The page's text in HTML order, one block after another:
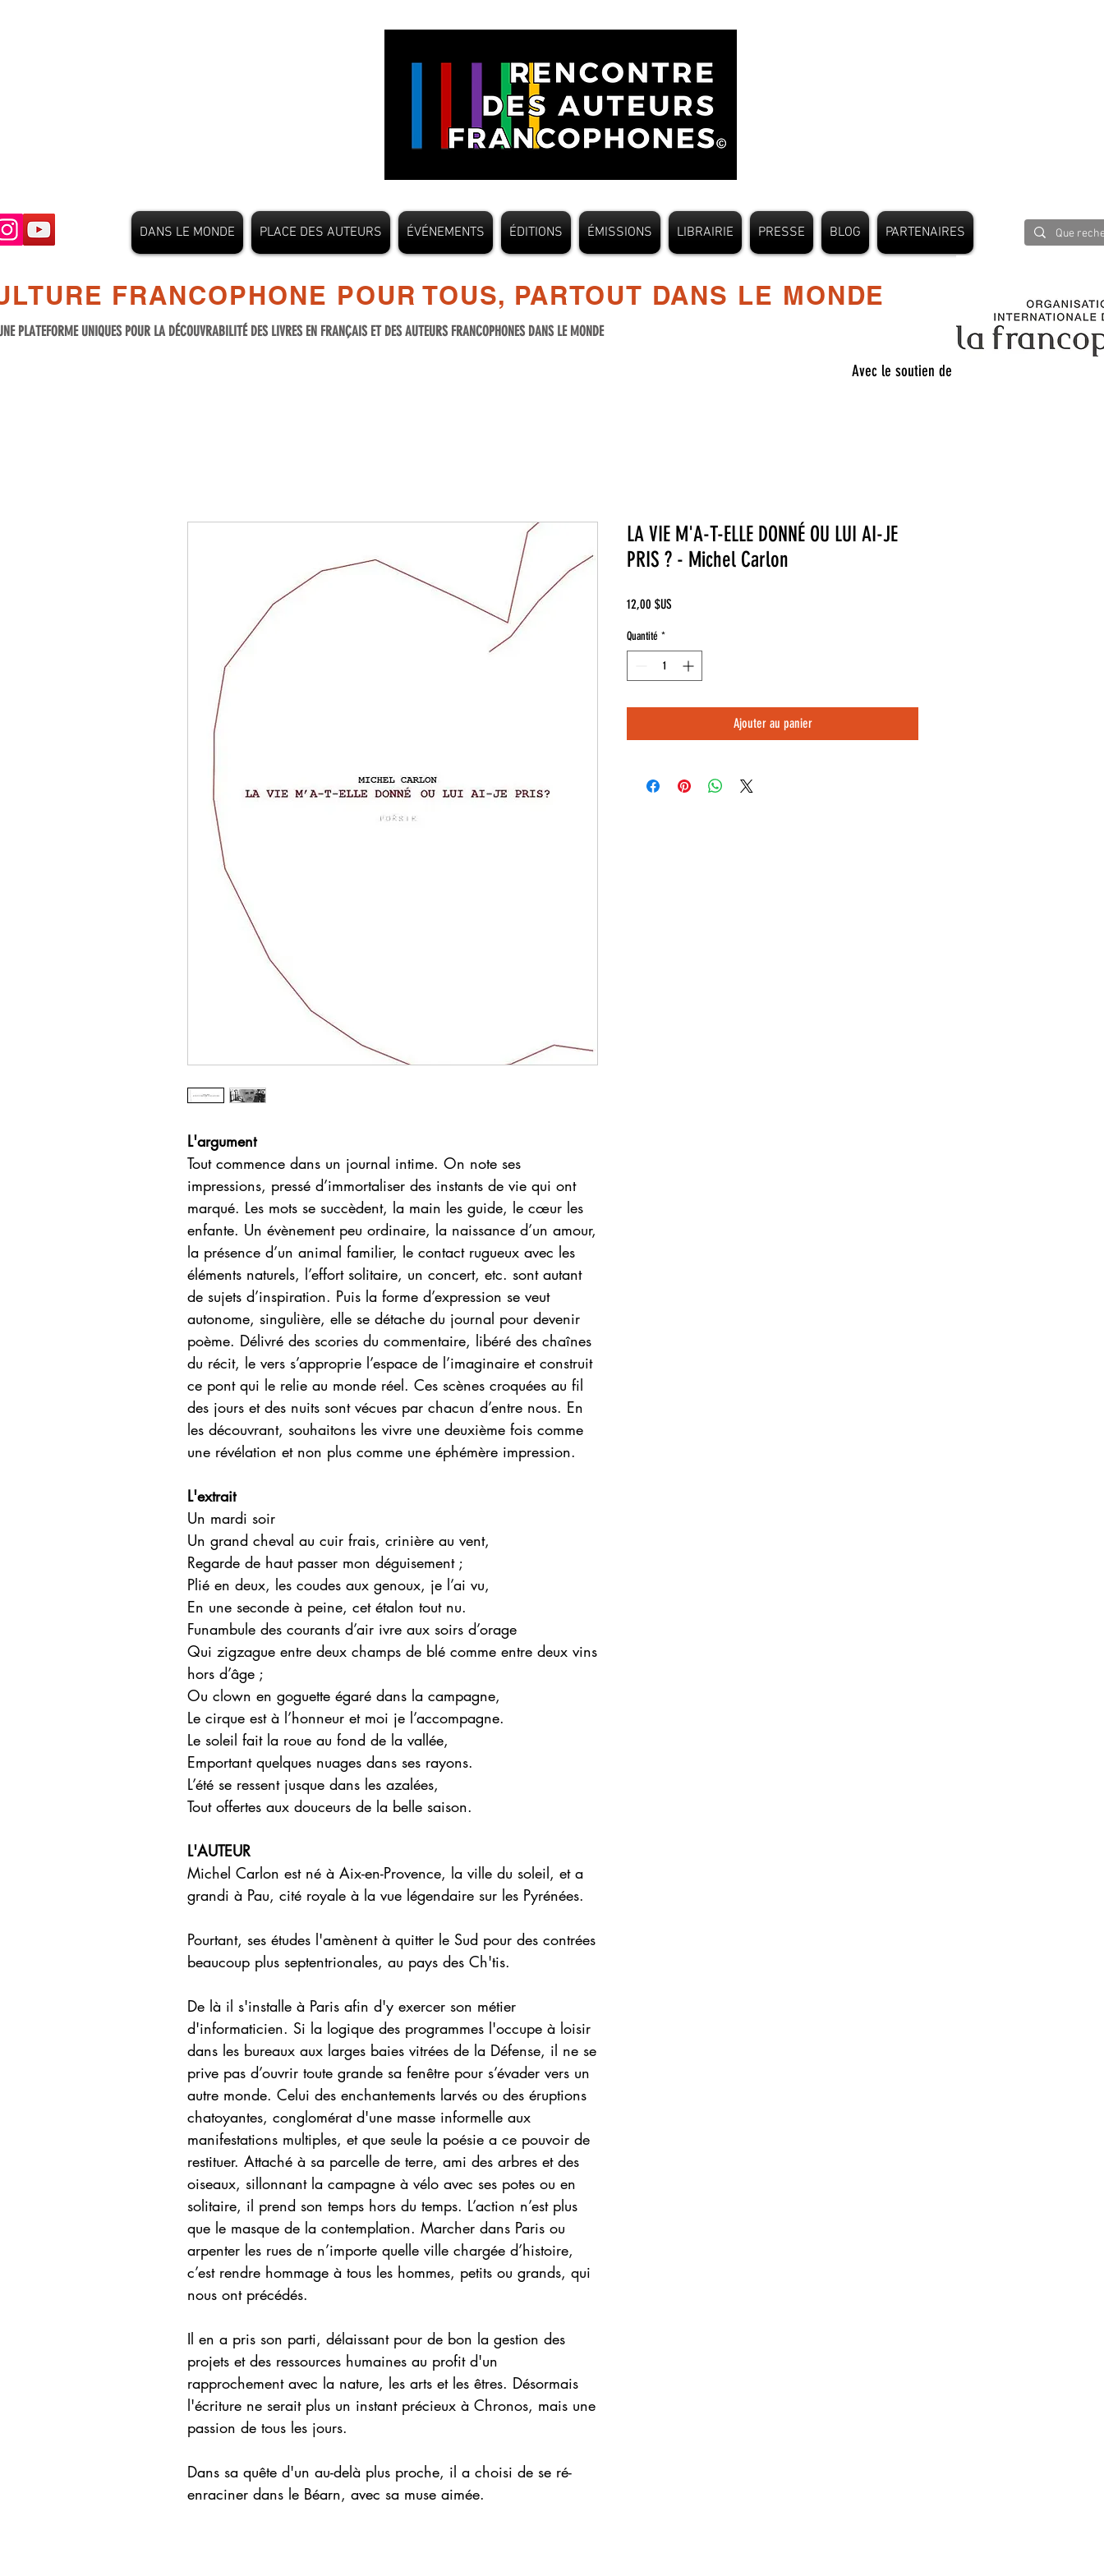
DANS LE MONDE PLACE DES AUTEURS ÉVÉNEMENTS ÉDITIONS ÉMISSIONS LIBRAIRIE PRESSE BLOG PARTENAIRES
FRANCOPHONE POUR TOUS, PARTOUT DANS LE MONDE
PLATEFORME UNIQUES POUR LA DÉCOUVRABILITÉ DES LIVRES EN FRANÇAIS ET DES AUTEURS FRANCOPHONES DANS LE MONDE
Avec le soutien de
L'argument
Tout commence dans un journal intime. On note ses
impressions, pressé d’immortaliser des instants de vie qui ont
marqué. Les mots se succèdent, la main les guide, le cœur les
enfante. Un évènement peu ordinaire, la naissance d’un amour,
la présence d’un animal familier, le contact rugueux avec les
éléments naturels, l’effort solitaire, un concert, etc. sont autant
de sujets d’inspiration. Puis la forme d’expression se veut
autonome, singulière, elle se détache du journal pour devenir
poème. Délivré des scories du commentaire, libéré des chaînes
du récit, le vers s’approprie l’espace de l’imaginaire et construit
ce pont qui le relie au monde réel. Ces scènes croquées au fil
des jours et des nuits sont vécues par chacun d’entre nous. En
les découvrant, souhaitons les vivre une deuxième fois comme
une révélation et non plus comme une éphémère impression.
L'extrait
Un mardi soir
Un grand cheval au cuir frais, crinière au vent,
Regarde de haut passer mon déguisement ;
Plié en deux, les coudes aux genoux, je l’ai vu,
En une seconde à peine, cet étalon tout nu.
Funambule des courants d’air ivre aux soirs d’orage
Qui zigzague entre deux champs de blé comme entre deux vins
hors d’âge ;
Ou clown en goguette égaré dans la campagne,
Le cirque est à l’honneur et moi je l’accompagne.
Le soleil fait la roue au fond de la vallée,
Emportant quelques nuages dans ses rayons.
L’été se ressent jusque dans les azalées,
Tout offertes aux douceurs de la belle saison.
L'AUTEUR
Michel Carlon est né à Aix-en-Provence, la ville du soleil, et a
grandi à Pau, cité royale à la vue légendaire sur les Pyrénées.
Pourtant, ses études l'amènent à quitter le Sud pour des contrées
beaucoup plus septentrionales, au pays des Ch'tis.
De là il s'installe à Paris afin d'y exercer son métier
d'informaticien. Si la logique des programmes l'occupe à loisir
dans les bureaux aux larges baies vitrées de la Défense, il ne se
prive pas d’ouvrir toute grande sa fenêtre pour s’évader vers un
autre monde. Celui des enchantements larvés ou des éruptions
chatoyantes, conglomérat d'une masse informelle aux
manifestations multiples, et que seule la poésie a ce pouvoir de
restituer. Attaché à sa parcelle de terre, ami des arbres et des
oiseaux, sillonnant la campagne à vélo avec ses potes ou en
solitaire, il prend son temps hors du temps. L’action n’est plus
que le masque de la contemplation. Marcher dans Paris ou
arpenter les rues de n’importe quelle ville chargée d’histoire,
c’est rendre hommage à tous les hommes, petits ou grands, qui
nous ont précédés.
Il en a pris son parti, délaissant pour de bon la gestion des
projets et des ressources humaines au profit d'un
rapprochement avec la nature, les arts et les êtres. Désormais
l'écriture ne serait plus un instant précieux à Chronos, mais une
passion de tous les jours.
Dans sa quête d'un au-delà plus proche, il a choisi de se ré-
enraciner dans le Béarn, avec sa muse aimée.
LA VIE M'A-T-ELLE DONNÉ OU LUI AI-JE
PRIS ? - Michel Carlon
12,00 $US
Quantité *
Ajouter au panier